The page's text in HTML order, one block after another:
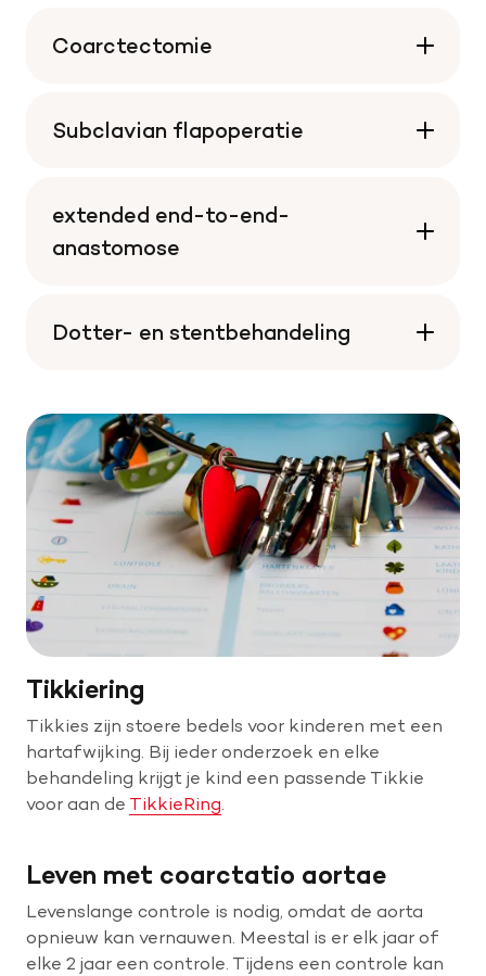
Coarctectomie
Subclavian flapoperatie
extended end-to-end-
anastomose
Dotter- en stentbehandeling
Tikkiering
Tikkies zijn stoere bedels voor kinderen met een
hartafwijking. Bij ieder onderzoek en elke
behandeling krijgt je kind een passende Tikkie
voor aan de TikkieRing.
Leven met coarctatio aortae
Levenslange controle is nodig, omdat de aorta
opnieuw kan vernauwen. Meestal is er elk jaar of
elke 2 jaar een controle. Tijdens een controle kan